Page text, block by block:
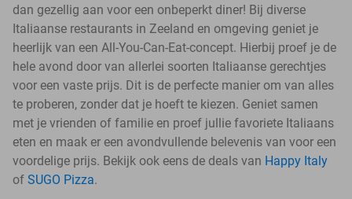
dan gezellig aan voor een onbeperkt diner! Bij diverse
Italiaanse restaurants in Zeeland en omgeving geniet je
heerlijk van een All-You-Can-Eat-concept. Hierbij proef je de
hele avond door van allerlei soorten Italiaanse gerechtjes
voor een vaste prijs. Dit is de perfecte manier om van alles
te proberen, zonder dat je hoeft te kiezen. Geniet samen
met je vrienden of familie en proef jullie favoriete Italiaans
eten en maak er een avondvullende belevenis van voor een
voordelige prijs. Bekijk ook eens de deals van Happy Italy
of SUGO Pizza.